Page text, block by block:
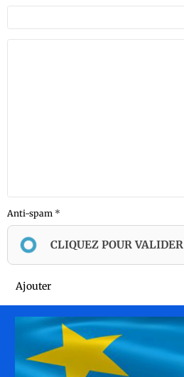
Anti-spam
CLIQUEZ POUR VALIDER
Ajouter